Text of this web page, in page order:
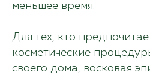
меньшее время.
Для тех, кто
косметические
своего дома, восковая